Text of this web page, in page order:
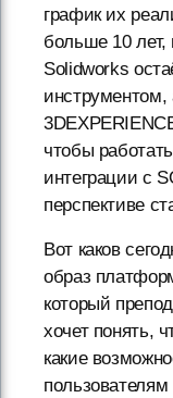
график их
больше 10 лет,
Solidworks
чтобы
интеграции с
перспективе
Вот каков
образ
который
хочет понять,
какие